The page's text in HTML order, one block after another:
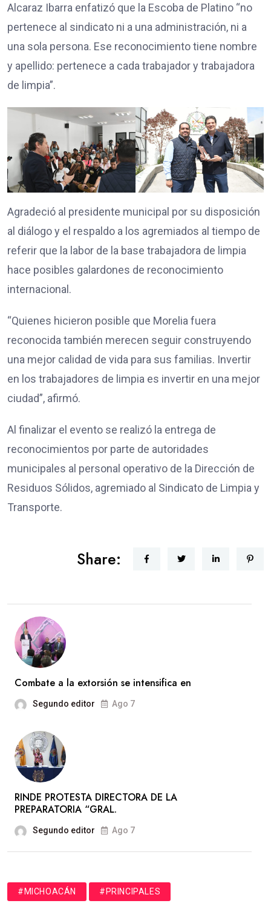
Alcaraz Ibarra enfatizó que la Escoba de Platino “no
pertenece al sindicato ni a una administración, ni a
una sola persona. Ese reconocimiento tiene nombre
y apellido: pertenece a cada trabajador y trabajadora
de limpia”.
Agradeció al presidente municipal por su disposición
al diálogo y el respaldo a los agremiados al tiempo de
referir que la labor de la base trabajadora de limpia
hace posibles galardones de reconocimiento
internacional.
“Quienes hicieron posible que Morelia fuera
reconocida también merecen seguir construyendo
una mejor calidad de vida para sus familias. Invertir
en los trabajadores de limpia es invertir en una mejor
ciudad”, afirmó.
Al finalizar el evento se realizó la entrega de
reconocimientos por parte de autoridades
municipales al personal operativo de la Dirección de
Residuos Sólidos, agremiado al Sindicato de Limpia y
Transporte.
Share:
Combate a la extorsión se intensifica en
Segundo editor Ago 7
RINDE PROTESTA DIRECTORA DE LA
PREPARATORIA “GRAL.
Segundo editor Ago 7
#MICHOACÁN #PRINCIPALES